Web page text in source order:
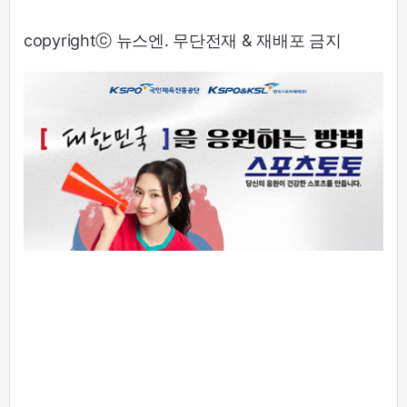
copyrightⓒ 뉴스엔. 무단전재 & 재배포 금지